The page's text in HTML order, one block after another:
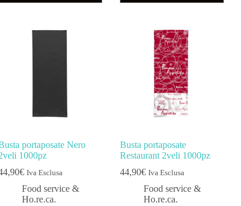
portaposate Nero
1000pz
€ Iva Esclusa
Food service &
Ho.re.ca.
Busta portaposate
Restaurant 2veli 1000pz
44,90€ Iva Esclusa
Food service &
Ho.re.ca.